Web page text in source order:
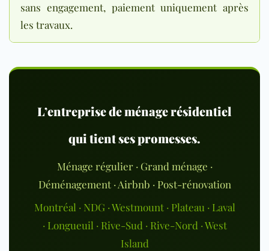
sans engagement, paiement uniquement après
les travaux.
L’entreprise de ménage résidentiel
qui tient ses promesses.
Ménage régulier · Grand ménage ·
Déménagement · Airbnb · Post-rénovation
Montréal · NDG · Westmount · Plateau · Laval
· Longueuil · Rive-Sud · Rive-Nord · West
Island